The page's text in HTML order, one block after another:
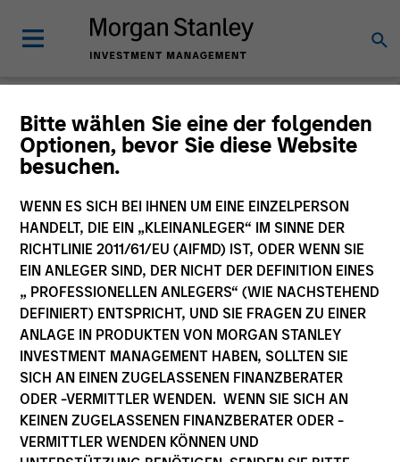
Bitte wählen Sie eine der folgenden
Optionen, bevor Sie diese Website
besuchen.
WENN ES SICH BEI IHNEN UM EINE EINZELPERSON
HANDELT, DIE EIN „KLEINANLEGER“ IM SINNE DER
RICHTLINIE 2011/61/EU (AIFMD) IST, ODER WENN SIE
EIN ANLEGER SIND, DER NICHT DER DEFINITION EINES
„ PROFESSIONELLEN ANLEGERS“ (WIE NACHSTEHEND
DEFINIERT) ENTSPRICHT, UND SIE FRAGEN ZU EINER
ANLAGE IN PRODUKTEN VON MORGAN STANLEY
INVESTMENT MANAGEMENT HABEN, SOLLTEN SIE
SICH AN EINEN ZUGELASSENEN FINANZBERATER
ODER -VERMITTLER WENDEN. WENN SIE SICH AN
KEINEN ZUGELASSENEN FINANZBERATER ODER -
VERMITTLER WENDEN KÖNNEN UND
Morgan Stanley
Investment Funds
Änderung des Fondsvehikels
Dieses Dokument ist ein Marketingdokument.
Die Wertentwicklung in der Vergangenheit ist kein
verlässlicher Indikator für die künftige Wertentwicklung.
Die Rendite kann infolge von Währungsschwankungen